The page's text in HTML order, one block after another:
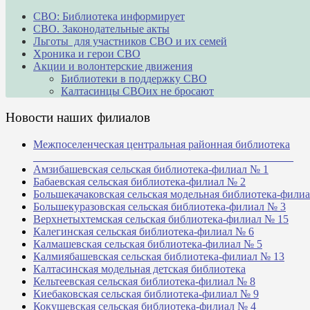
СВО: Библиотека информирует
СВО. Законодательные акты
Льготы для участников СВО и их семей
Хроника и герои СВО
Акции и волонтерские движения
Библиотеки в поддержку СВО
Калтасинцы СВОих не бросают
Новости наших филиалов
Межпоселенческая центральная районная библиотека
Амзибашевская сельская библиотека-филиал № 1
Бабаевская сельская библиотека-филиал № 2
Большекачаковская сельская модельная библиотека-
Большекуразовская сельская библиотека-филиал № 3
Верхнетыхтемская сельская библиотека-филиал № 15
Калегинская сельская библиотека-филиал № 6
Калмашевская сельская библиотека-филиал № 5
Калмиябашевская сельская библиотека-филиал № 13
Калтасинская модельная детская библиотека
Кельтеевская сельская библиотека-филиал № 8
Киебаковская сельская библиотека-филиал № 9
Кокушевская сельская библиотека-филиал № 4